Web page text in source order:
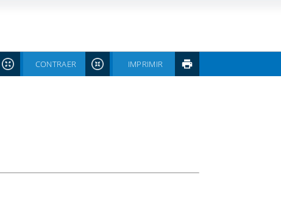
IMPRIMIR
CONTRAER